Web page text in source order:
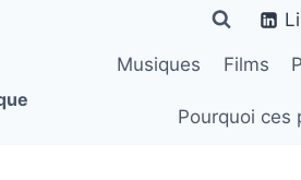
Musiques Films
Pourquoi ces